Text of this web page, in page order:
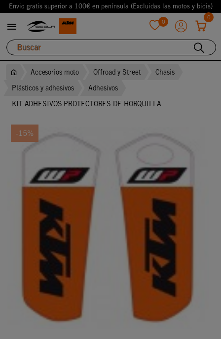
Envio gratis superior a 100€ en península (Excluidas las motos y bicis)
 0
0
Accesorios moto Offroad y Street
Chasis
Plásticos y adhesivos
Adhesivos
KIT ADHESIVOS PROTECTORES DE HORQUILLA
-15%